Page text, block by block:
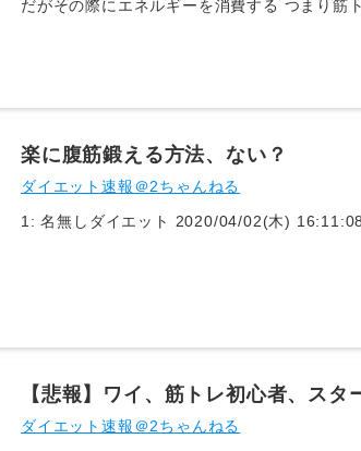
だがその際にエネルギーを消費する つまり筋トレをしていれば食べたエネルギーが脂肪に行く前に筋肉の回復に使わ
楽に腹筋鍛える方法、ない？
ダイエット速報＠2ちゃんねる
【悲報】ワイ、筋トレ初心者、ス
ダイエット速報＠2ちゃんねる